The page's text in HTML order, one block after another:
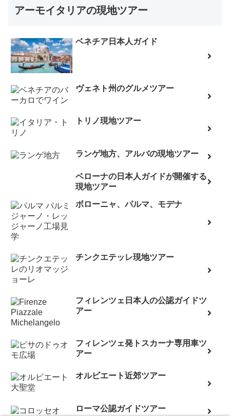
アーモイタリアの現地ツアー
ベネチア日本人ガイド
ヴェネト州のグルメツアー
トリノ現地ツアー
ランゲ地方、アルバの現地ツアー
ベローナの日本人ガイドが開催する
現地ツアー
ボローニャ、パルマ、モデナ
チンクエテッレ現地ツアー
フィレンツェ日本人の公認ガイドツ
アー
フィレンツェ発トスカーナ専用車ツ
アー
オルビエート近郊ツアー
ローマ公認ガイドツアー